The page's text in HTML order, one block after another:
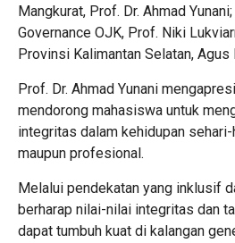
Mangkurat, Prof. Dr. Ahmad
Governance OJK, Prof. Niki
Provinsi Kalimantan Selatan, Agus
Prof. Dr. Ahmad Yunani
mendorong mahasiswa untuk
integritas dalam kehidupan
maupun profesional.
Melalui pendekatan yang inklusif
berharap nilai-nilai integritas dan
dapat tumbuh kuat di kalangan